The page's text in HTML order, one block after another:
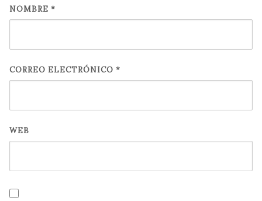
NOMBRE *
CORREO ELECTRÓNICO *
WEB